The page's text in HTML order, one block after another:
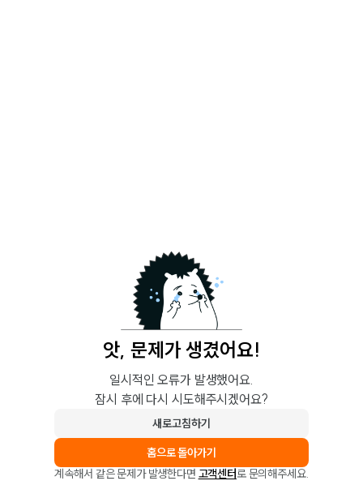
앗, 문제가 생겼어요!
일시적인 오류가 발생했어요.
잠시 후에 다시 시도해주시겠어요?
새로고침하기
홈으로 돌아가기
계속해서 같은 문제가 발생한다면 고객센터로 문의해주세요.